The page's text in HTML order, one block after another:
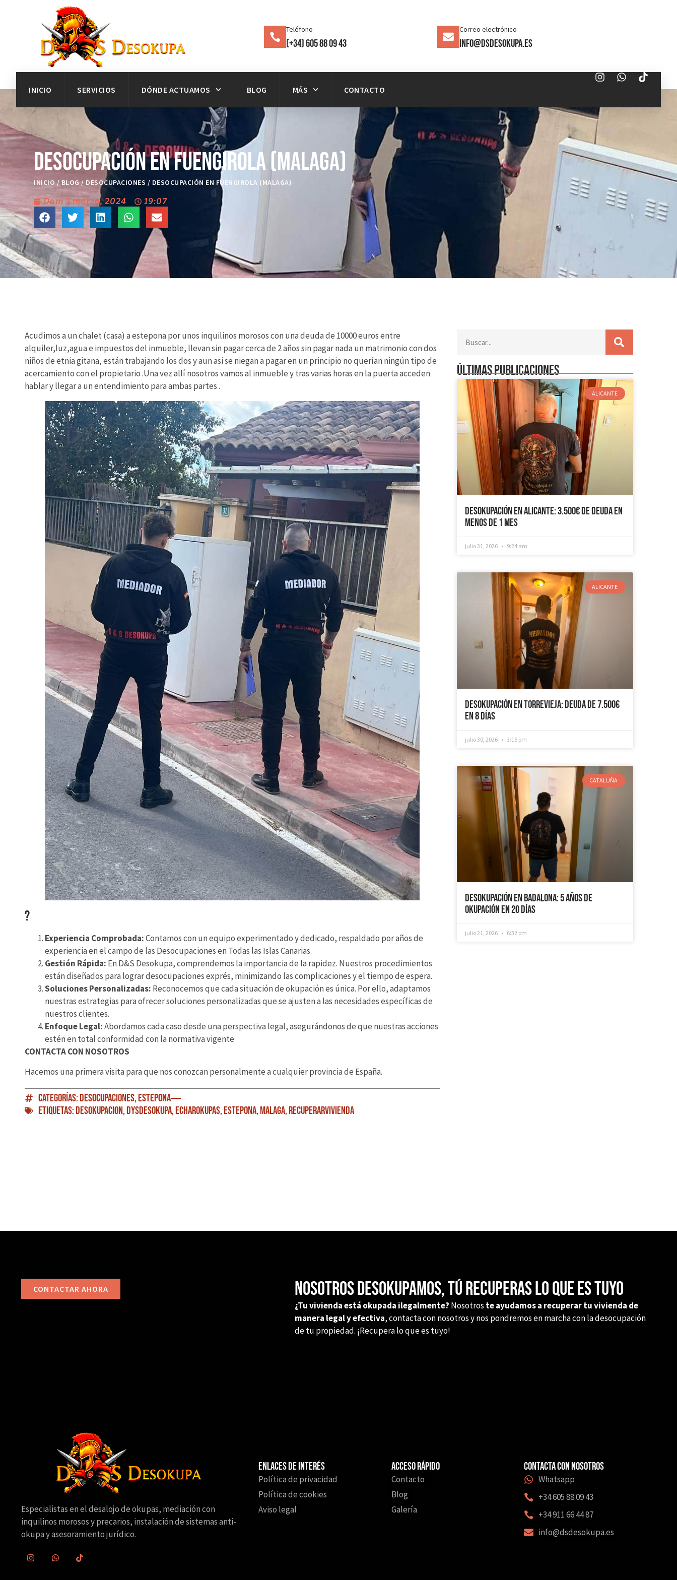
Teléfono
(+34) 605 88 09 43
Correo electrónico
info@dsdesokupa.es
INICIO SERVICIOS DÓNDE ACTUAMOS BLOG MÁS CONTACTO
Desocupación en Fuengirola (Malaga)
INICIO/ BLOG/ DESOCUPACIONES / DESOCUPACIÓN EN FUENGIROLA (MALAGA)
Dom 3 marzo, 2024 19:07
Acudimos a un chalet (casa) a estepona por unos inquilinos morosos con una deuda de 10000 euros entre
alquiler,luz,agua e impuestos del inmueble, llevan sin pagar cerca de 2 años sin pagar nada un matrimonio con dos
niños de etnia gitana, están trabajando los dos y aun asi se niegan a pagar en un principio no querían ningún tipo de
acercamiento con el propietario .Una vez allí nosotros vamos al inmueble y tras varias horas en la puerta acceden
hablar y llegar a un entendimiento para ambas partes .
?
Experiencia Comprobada:Contamos con un equipo experimentado y dedicado, respaldado por años de
experiencia en el campo de las Desocupaciones en Todas las Islas Canarias.
Gestión Rápida: En D&S Desokupa, comprendemos la importancia de la rapidez. Nuestros procedimientos
están diseñados para lograr desocupaciones exprés, minimizando las complicaciones y el tiempo de espera.
Soluciones Personalizadas: Reconocemos que cada situación de okupación es única. Por ello, adaptamos
nuestras estrategias para ofrecer soluciones personalizadas que se ajusten a las necesidades específicas de
nuestros clientes.
Enfoque Legal:Abordamos cada caso desde una perspectiva legal, asegurándonos de que nuestras acciones
estén en total conformidad con la normativa vigente
CONTACTA CON NOSOTROS
Hacemos una primera visita para que nos conozcan personalmente a cualquier provincia de España.
Categorías:Desocupaciones,Estepona
Etiquetas:Desokupacion,DySDesokupa,EcharOkupas,Estepona,Malaga,RecuperarVivienda
Últimas publicaciones
ALICANTE
Desokupación en Alicante: 3.500€ de Deuda en
Menos de 1 mes
julio 31, 2026 9:24 am
ALICANTE
Desokupación en Torrevieja: Deuda de 7.500€
en 8 días
julio 30, 2026 3:15 pm
CATALUÑA
Desokupación en Badalona: 5 años de
Okupación en 20 días
julio 21, 2026 6:32 pm
CONTACTAR AHORA Nosotros desokupamos, tú recuperas lo que es tuyo
¿Tu vivienda está okupada ilegalmente? Nosotros te ayudamos a recuperar tu vivienda de
manera legal y efectiva, contacta con nosotros y nos pondremos en marcha con la desocupación
de tu propiedad. ¡Recupera lo que es tuyo!
Especialistas en el desalojo de okupas, mediación con
inquilinos morosos y precarios, instalación de sistemas anti-
okupa y asesoramiento jurídico.
Enlaces de interés
Política de privacidad
Política de cookies
Aviso legal
Acceso Rápido
Contacto
Blog
Galería
Contacta con nosotros
Whatsapp
+34 605 88 09 43
‎+34 911 66 44 87
info@dsdesokupa.es